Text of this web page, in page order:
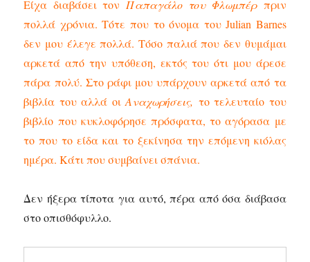
Είχα διαβάσει τον Παπαγάλο του Φλωμπέρ πριν
πολλά χρόνια. Τότε που το όνομα του Julian Barnes
δεν μου έλεγε πολλά. Τόσο παλιά που δεν θυμάμαι
αρκετά από την υπόθεση, εκτός του ότι μου άρεσε
πάρα πολύ. Στο ράφι μου υπάρχουν αρκετά από τα
βιβλία του αλλά οιΑναχωρήσεις, το τελευταίο του
βιβλίο που κυκλοφόρησε πρόσφατα, το αγόρασα με
το που το είδα και το ξεκίνησα την επόμενη κιόλας
ημέρα. Κάτι που συμβαίνει σπάνια.
Δεν ήξερα τίποτα για αυτό, πέρα από όσα διάβασα
στο οπισθόφυλλο.